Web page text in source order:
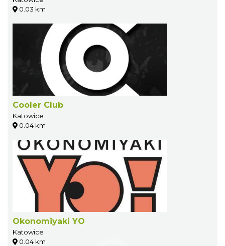
0.03 km
Cooler Club
Katowice
0.04 km
Okonomiyaki YO
Katowice
0.04 km